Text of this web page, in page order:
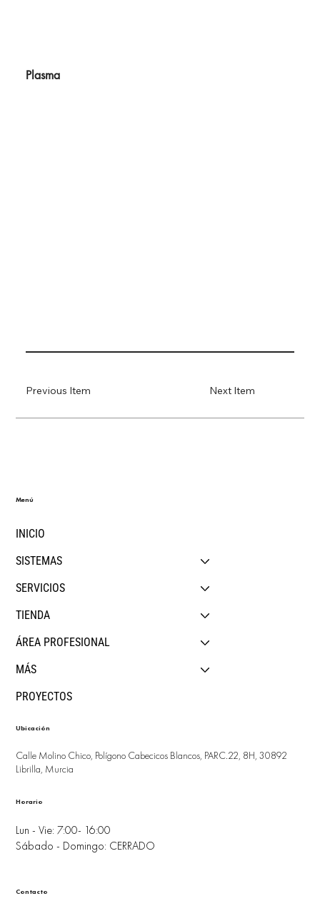
Plasma
Next Item
Previous Item
INICIO
SISTEMAS
SERVICIOS
TIENDA
ÁREA PROFESIONAL
MÁS
PROYECTOS
Menú
Ubicación
Calle Molino Chico, Polígono Cabecicos Blancos, PARC.22, 8H, 30892
Librilla, Murcia
Lun - Vie: 7:00- 16:00
Sábado - Domingo: CERRADO
Horario
Contacto